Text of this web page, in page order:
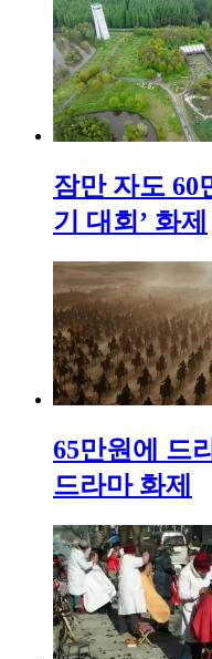
잠만 자도 60
기 대회’ 화제
65만원에 드
드라마 화제